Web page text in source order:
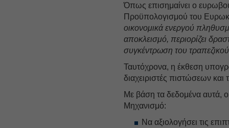
Όπως επισημαίνει ο
Προϋπολογισμού του
οικονομικά ενεργού
αποκλεισμό, περιορίζει
συγκέντρωση του
Ταυτόχρονα, η έκθεση
διαχειριστές πιστώσεων και
Με βάση τα δεδομένα αυτά,
Μηχανισμό:
Να αξιολογήσει τις